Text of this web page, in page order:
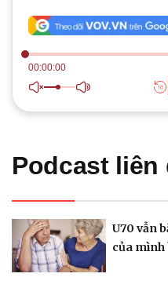
Kinh tế
Bất động sản
00:00:00
Podcast liên
U70 vẫn
của mình